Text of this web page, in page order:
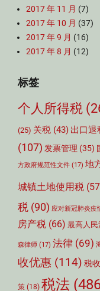
2017 年 11 月 (7)
2017 年 10 月 (37)
2017 年 9 月 (16)
2017 年 8 月 (12)
标签
个人所得税
(25) 关税 (43) 出口退
(107) 发票管理 (35)
方政府规范性文件 (17) 地
城镇土地使用税
税 (90) 应对新冠肺炎疫
房产税 (66) 最高人
森律师 (17) 法律 (69)
收优惠 (114) 税
策 (18) 税法